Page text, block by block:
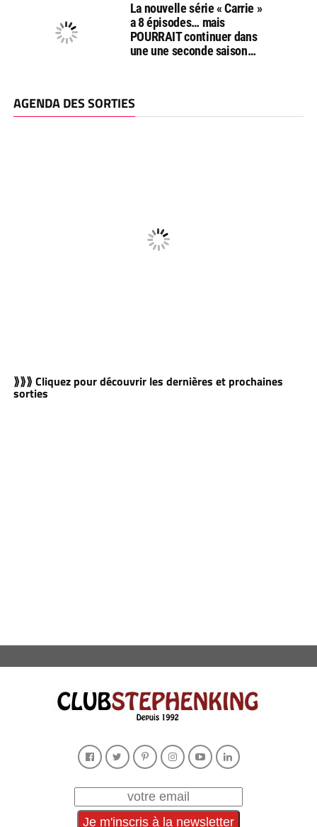
La nouvelle série « Carrie »
a 8 épisodes… mais
POURRAIT continuer dans
une une seconde saison…
AGENDA DES SORTIES
⟫⟫⟫ Cliquez pour découvrir les dernières et prochaines
sorties